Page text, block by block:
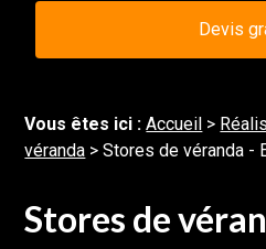
Devis
Vous êtes ici :Accueil >
véranda >Stores de véranda -
Stores de